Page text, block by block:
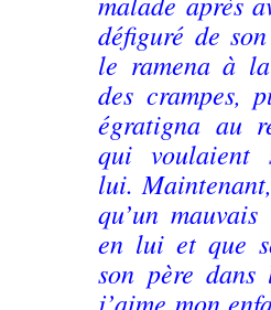
défiguré de
le ramena à
des crampes,
égratigna au
qui voulaient
lui.
qu’un
en lui et que
son père dans
j’aime mon